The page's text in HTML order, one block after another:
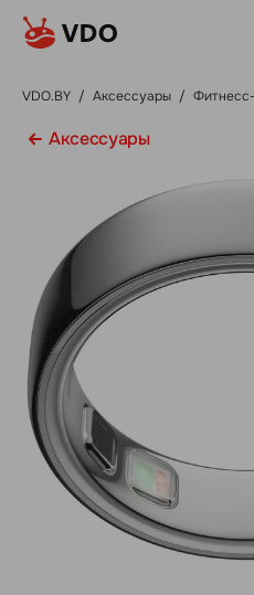
VDO.BY / Аксессуары /
Аксессуары